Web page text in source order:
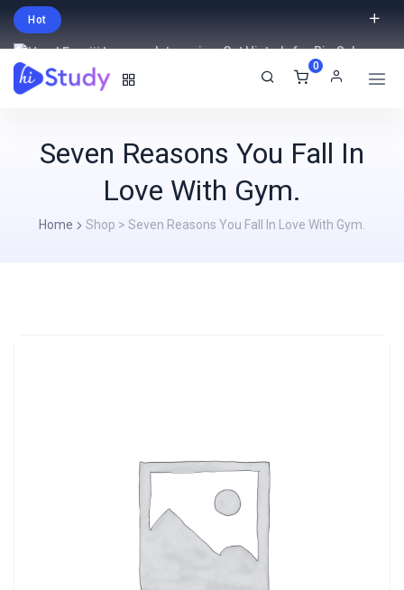
Hot
Intro price. Get Histudy for Big Sale
-95% off.
0
Seven Reasons You Fall In
Love With Gym.
Home Shop > Seven Reasons You Fall In Love With Gym.